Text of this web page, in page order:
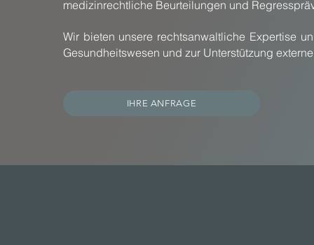
medizinrechtliche Beurteilungen und
Wir bieten unsere rechtsanwaltliche Expertise
Gesundheitswesen und zur Unterstützung
IHRE ANFRAGE